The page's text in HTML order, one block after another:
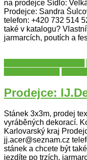
na prodejce Sídlo:
Prodejce: Sandra
telefon: +420 732 514
také v katalogu?
jarmarcích, poutích a
Prodejce:
Stánek 3x3m, prodej
vyráběných dekorací.
Karlovarský kraj
jj.acer@seznam.cz
stánek a chcete být
jezdíte po trzích,